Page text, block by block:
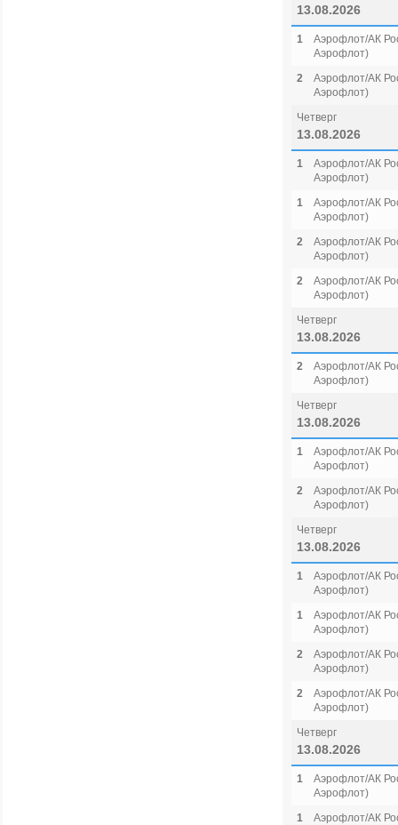
13.08.2026
1
Аэрофлот/АК
Аэрофлот)
2
Аэрофлот/АК
Аэрофлот)
Четверг
13.08.2026
1
Аэрофлот/АК
Аэрофлот)
1
Аэрофлот/АК
Аэрофлот)
2
Аэрофлот/АК
Аэрофлот)
2
Аэрофлот/АК
Аэрофлот)
Четверг
13.08.2026
2
Аэрофлот/АК
Аэрофлот)
Четверг
13.08.2026
1
Аэрофлот/АК
Аэрофлот)
2
Аэрофлот/АК
Аэрофлот)
Четверг
13.08.2026
1
Аэрофлот/АК
Аэрофлот)
1
Аэрофлот/АК
Аэрофлот)
2
Аэрофлот/АК
Аэрофлот)
2
Аэрофлот/АК
Аэрофлот)
Четверг
13.08.2026
1
Аэрофлот/АК
Аэрофлот)
1
Аэрофлот/АК